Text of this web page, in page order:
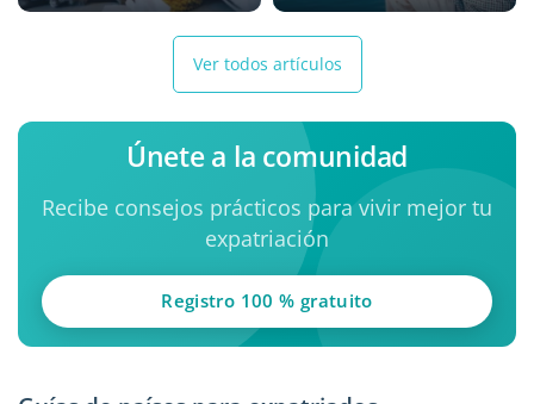
Ver todos artículos
Únete a la comunidad
Recibe consejos prácticos para vivir mejor tu
expatriación
Registro 100 % gratuito